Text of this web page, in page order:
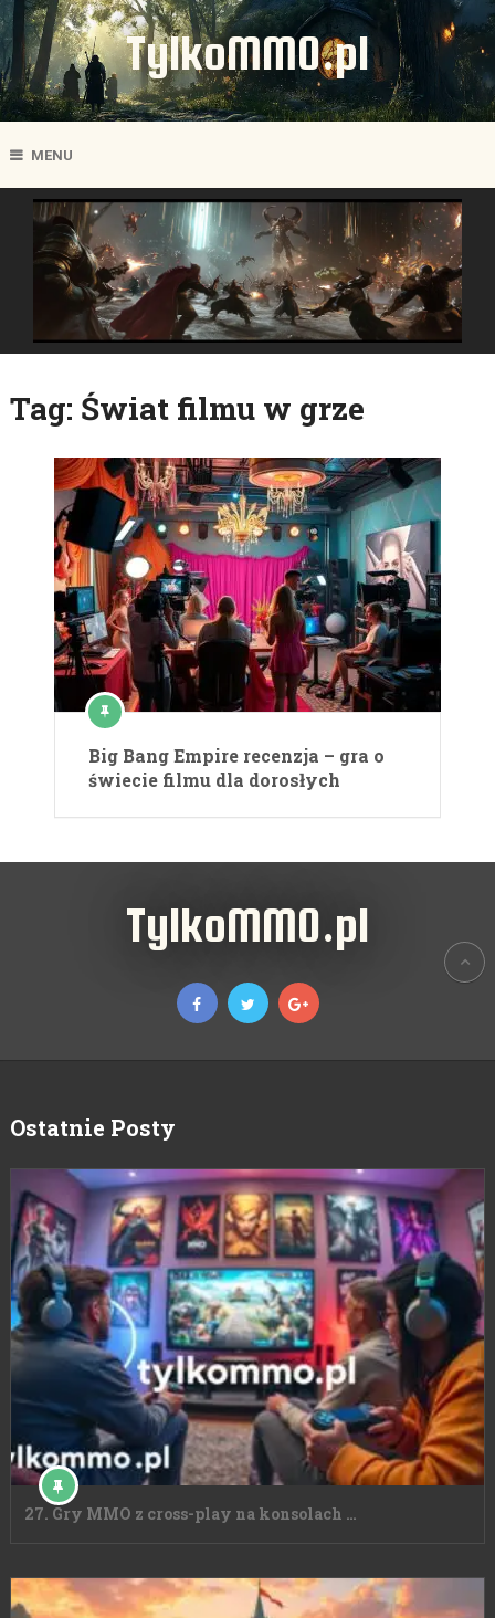
TylkoMMO.pl
MENU
Tag: Świat filmu w grze
Big Bang Empire recenzja – gra o
świecie filmu dla dorosłych
TylkoMMO.pl
Ostatnie Posty
27. Gry MMO z cross-play na konsolach …